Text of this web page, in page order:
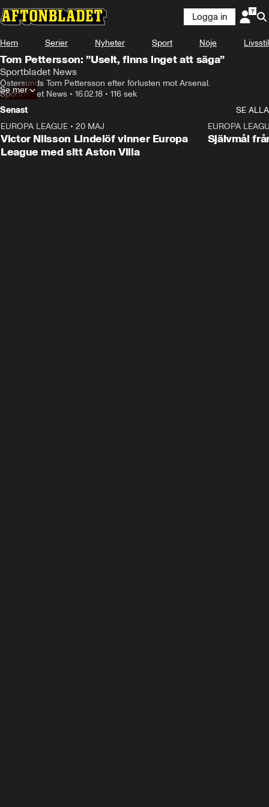
Logga in
Hem Serier Nyheter Sport Nöje Livsstil
Tom Pettersson: ”Uselt, finns inget att säga”
Sportbladet News
Östersunds Tom Pettersson efter förlusten mot Arsenal.
Sportbladet News • 16.02.18 • 116 sek
Se mer
Senast
SE ALLA
EUROPA LEAGUE • 20 MAJ
Victor Nilsson Lindelöf vinner Europa
League med sitt Aston Villa
EUROPA
Självmål